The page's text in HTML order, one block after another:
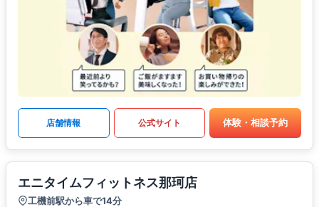
店舗情報 公式サイト 体験・相談予約
エニタイムフィットネス那珂店
工機前駅から車で14分